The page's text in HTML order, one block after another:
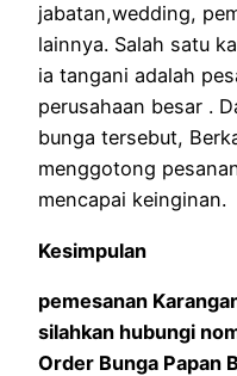
jabatan,wedding,
lainnya. Salah satu
ia tangani adalah
perusahaan besar .
bunga tersebut,
menggotong
mencapai keinginan.
pemesanan
silahkan hubungi
Order Bunga Papan